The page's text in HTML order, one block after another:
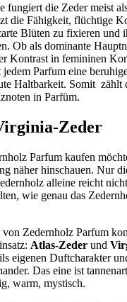
fungiert die Zeder meist
die Fähigkeit, flüchtige
Blüten zu fixieren und
Ob als dominante
Kontrast in femininen
Parfum eine
Haltbarkeit. Somit zählt
in Parfüm.
Zeder
Parfum kaufen
näher hinschauen. Nur
alleine reicht
wie genau das
Zedernholz Parfum
Atlas-Zeder und
eigenen Duftcharakter
Das eine ist
warm, mystisch.